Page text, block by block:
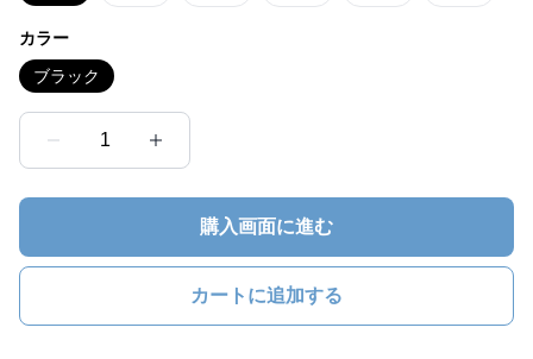
カラー
ブラック
1
購入画面に進む
カートに追加する